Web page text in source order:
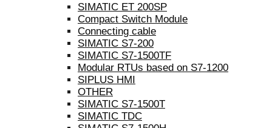
SIMATIC ET 200SP
Compact Switch Module
Connecting cable
SIMATIC S7-200
SIMATIC S7-1500TF
Modular RTUs based on S7-1200
SIPLUS HMI
OTHER
SIMATIC S7-1500T
SIMATIC TDC